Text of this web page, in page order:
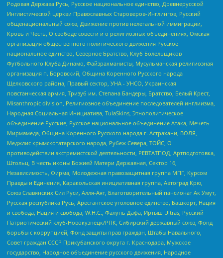
Родовая Держава Русь, Русское национальное единство, Древнерусской
Инглистической церкви Православных Староверов-Инглингов, Русский
общенациональный союз, Движение против нелегальной иммиграции,
Кровь и Честь, О свободе совести и о религиозных объединениях, Омская
организация общественного политического движения Русское
национальное единство, Северное Братство, Клуб Болельщиков
Футбольного Клуба Динамо, Файзрахманисты, Мусульманская религиозная
организация п. Боровский, Община Коренного Русского народа
Щелковского района, Правый сектор, УНА - УНСО, Украинская
повстанческая армия, Тризуб им. Степана Бандеры, Братство, Белый Крест,
Misanthropic division, Религиозное объединение последователей инглиизма,
Народная Социальная Инициатива, TulaSkins, Этнополитическое
объединение Русские, Русское национальное объединение Атака, Мечеть
Мирмамеда, Община Коренного Русского народа г. Астрахани, ВОЛЯ,
Меджлис крымскотатарского народа, Рубеж Севера, ТОЙС, О
противодействии экстремистской деятельности, РЕВТАТПОД, Артподготовка,
Штольц, В честь иконы Божией Матери Державная, Сектор 16,
Независимость, Фирма, Молодежная правозащитная группа МПГ, Курсом
Правды и Единения, Каракольская инициативная группа, Автоград Крю,
Союз Славянских Сил Руси, Алля-Аят, Благотворительный пансионат Ак Умут,
Русская республика Русь, Арестантское уголовное единство, Башкорт, Нация
и свобода, Нация и свобода, W.H.С., Фалунь Дафа, Иртыш Ultras, Русский
Патриотический клуб-Новокузнецк/РПК, Сибирский державный союз, Фонд
борьбы с коррупцией, Фонд защиты прав граждан, Штабы Навального,
Совет граждан СССР Прикубанского округа г. Краснодара, Мужское
государство, Народное объединение русского движения, Народное